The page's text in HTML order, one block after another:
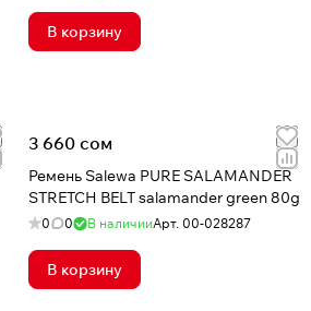
В корзину
3 660 сом
Ремень Salewa PURE SALAMANDER
STRETCH BELT salamander green 80g
0 0 В наличииАрт. 00-028287
В корзину